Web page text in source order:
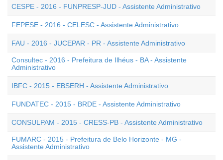
CESPE - 2016 - FUNPRESP-JUD - Assistente Administrativo
FEPESE - 2016 - CELESC - Assistente Administrativo
FAU - 2016 - JUCEPAR - PR - Assistente Administrativo
Consultec - 2016 - Prefeitura de Ilhéus - BA - Assistente
Administrativo
IBFC - 2015 - EBSERH - Assistente Administrativo
FUNDATEC - 2015 - BRDE - Assistente Administrativo
CONSULPAM - 2015 - CRESS-PB - Assistente Administrativo
FUMARC - 2015 - Prefeitura de Belo Horizonte - MG -
Assistente Administrativo